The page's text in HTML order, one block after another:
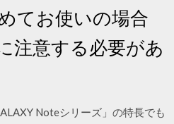
てお使いの場合
注意する必要があ
Noteシリーズ」の特長でも